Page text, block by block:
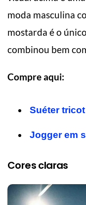
moda masculina
mostarda é o
combinou bem
Compre aqui:
Suéter
Jogger em
Cores claras